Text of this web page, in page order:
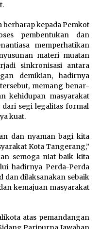
dan Enak di
yang Praktis
Aktivitas
berharap kepada Pemkot
pembentukan dan
memperhatikan
materi muatan
sinkronisasi antara
demikian, hadirnya
memang benar-
kehidupan masyarakat
segi legalitas formal
kuat.
dan nyaman bagi kita
Kota Tangerang,”
semoga niat baik kita
hadirnya Perda-Perda
dan dilaksanakan sebaik
kemajuan masyarakat
atas pemandangan